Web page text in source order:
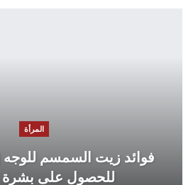
المرأة
فوائد زيت السمسم للوجه
للحصول على